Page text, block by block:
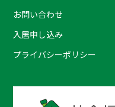
お問い合わせ
入居申し込み
プライバシーポリシー